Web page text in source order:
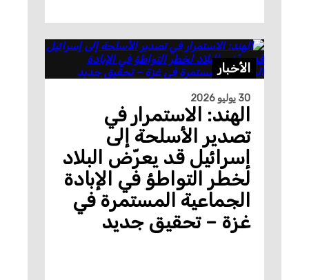
الأخبار
30 يوليو 2026
الهند: الاستمرار في
تصدير الأسلحة إلى
إسرائيل قد يعرّض البلاد
لخطر التواطؤ في الإبادة
الجماعية المستمرة في
غزة – تحقيق جديد